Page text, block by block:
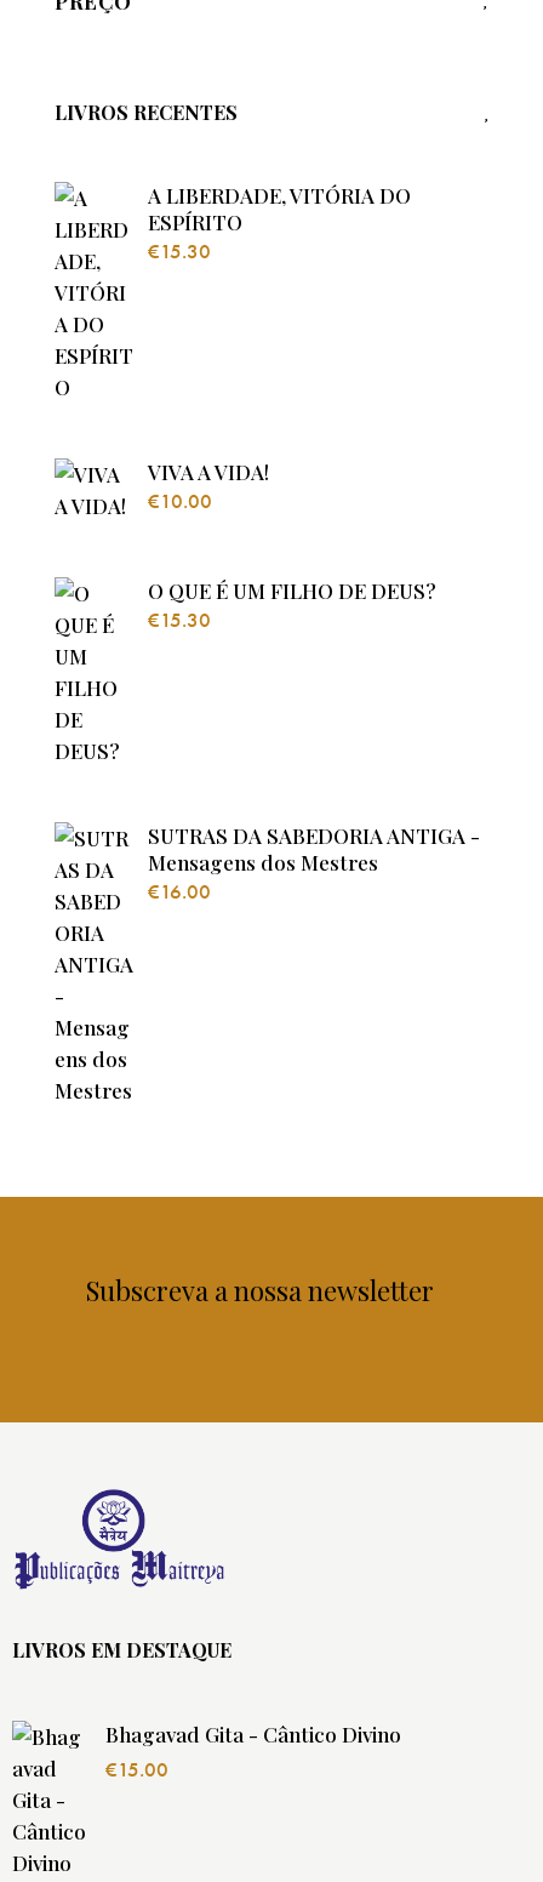
LIVROS RECENTES
A LIBERDADE, VITÓRIA DO
ESPÍRITO
€15.30
VIVA A VIDA!
€10.00
O QUE É UM FILHO DE DEUS?
€15.30
SUTRAS DA SABEDORIA ANTIGA -
Mensagens dos Mestres
€16.00
Subscreva a nossa newsletter
LIVROS EM DESTAQUE
Bhagavad Gita - Cântico Divino
€15.00